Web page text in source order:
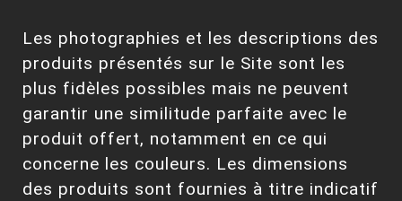
Les photographies et les descriptions des
produits présentés sur le Site sont les
plus fidèles possibles mais ne peuvent
garantir une similitude parfaite avec le
produit offert, notamment en ce qui
concerne les couleurs. Les dimensions
des produits sont fournies à titre indicatif